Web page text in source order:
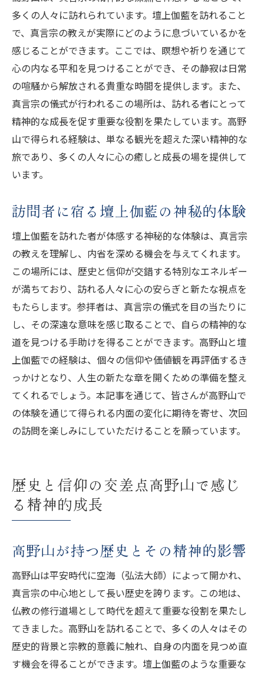
多くの人々に訪れられています。壇上伽藍を訪れること
で、真言宗の教えが実際にどのように息づいているかを
感じることができます。ここでは、瞑想や祈りを通じて
心の内なる平和を見つけることができ、その静寂は日常
の喧騒から解放される貴重な時間を提供します。また、
真言宗の儀式が行われるこの場所は、訪れる者にとって
精神的な成長を促す重要な役割を果たしています。高野
山で得られる経験は、単なる観光を超えた深い精神的な
旅であり、多くの人々に心の癒しと成長の場を提供して
います。
訪問者に宿る壇上伽藍の神秘的体験
壇上伽藍を訪れた者が体感する神秘的な体験は、真言宗
の教えを理解し、内省を深める機会を与えてくれます。
この場所には、歴史と信仰が交錯する特別なエネルギー
が満ちており、訪れる人々に心の安らぎと新たな視点を
もたらします。参拝者は、真言宗の儀式を目の当たりに
し、その深遠な意味を感じ取ることで、自らの精神的な
道を見つける手助けを得ることができます。高野山と壇
上伽藍での経験は、個々の信仰や価値観を再評価するき
っかけとなり、人生の新たな章を開くための準備を整え
てくれるでしょう。本記事を通じて、皆さんが高野山で
の体験を通じて得られる内面の変化に期待を寄せ、次回
の訪問を楽しみにしていただけることを願っています。
歴史と信仰の交差点高野山で感じ
る精神的成長
高野山が持つ歴史とその精神的影響
高野山は平安時代に空海（弘法大師）によって開かれ、
真言宗の中心地として長い歴史を誇ります。この地は、
仏教の修行道場として時代を超えて重要な役割を果たし
てきました。高野山を訪れることで、多くの人々はその
歴史的背景と宗教的意義に触れ、自身の内面を見つめ直
す機会を得ることができます。壇上伽藍のような重要な